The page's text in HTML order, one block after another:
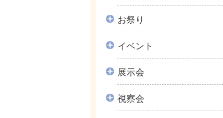
お祭り
イベント
展示会
視察会